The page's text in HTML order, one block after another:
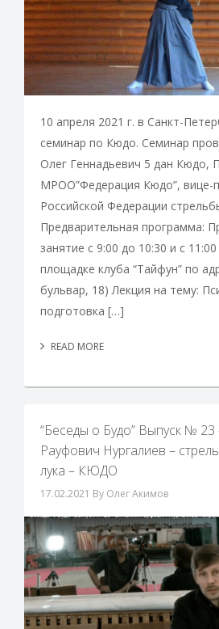
10 апреля 2021 г. в Санкт-
семинар по Кюдо. Семинар
Олег Геннадьевич 5 дан Кюдо,
МРОО”Федерация Кюдо”, вице-
Российской Федерации
Предварительная программа:
занятие с 9:00 до 10:30 и с
площадке клуба “Тайфун” по
бульвар, 18) Лекция на тему:
подготовка […]
READ MORE
“Беседы о Будо” Выпуск № 23
Рауфович Нургалиев –
лука – КЮДО
17.02.2021 By Олег Акимов